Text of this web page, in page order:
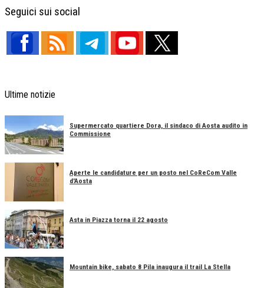
Seguici sui social
Ultime notizie
Supermercato quartiere Dora, il sindaco di Aosta audito in
Commissione
Aperte le candidature per un posto nel CoReCom Valle
d'Aosta
Asta in Piazza torna il 22 agosto
Mountain bike, sabato 8 Pila inaugura il trail La Stella